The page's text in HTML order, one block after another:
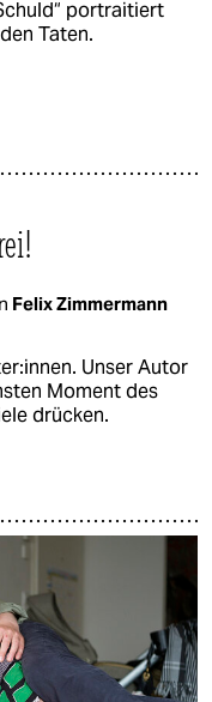
portraitiert
Taten.
Felix Zimmermann
Unser Autor
Moment des
drücken.